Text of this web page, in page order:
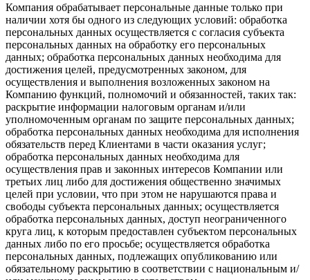
Компания обрабатывает персональные данные только при
наличии хотя бы одного из следующих условий: обработка
персональных данных осуществляется с согласия субъекта
персональных данных на обработку его персональных
данных; обработка персональных данных необходима для
достижения целей, предусмотренных законом, для
осуществления и выполнения возложенных законом на
Компанию функций, полномочий и обязанностей, таких так:
раскрытие информации налоговым органам и/или
уполномоченным органам по защите персональных данных;
обработка персональных данных необходима для исполнения
обязательств перед Клиентами в части оказания услуг;
обработка персональных данных необходима для
осуществления прав и законных интересов Компании или
третьих лиц либо для достижения общественно значимых
целей при условии, что при этом не нарушаются права и
свободы субъекта персональных данных; осуществляется
обработка персональных данных, доступ неограниченного
круга лиц, к которым предоставлен субъектом персональных
данных либо по его просьбе; осуществляется обработка
персональных данных, подлежащих опубликованию или
обязательному раскрытию в соответствии с национальным и/